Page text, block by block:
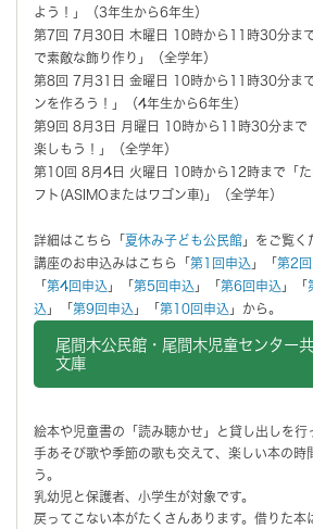
よう！」（3年生から6年生）
第7回 7月30日 木曜日 10時から11時30分ま
で素敵な飾り作り」（全学年）
第8回 7月31日 金曜日 10時から11時30分ま
ンを作ろう！」（4年生から6年生）
第9回 8月3日 月曜日 10時から11時30分まで
楽しもう！」（全学年）
第10回 8月4日 火曜日 10時から12時まで「た
フト(ASIMOまたはワゴン車)」（全学年）
詳細はこちら「 夏休み子ども公民館 」をご覧く
講座のお申込みはこちら「 第1回申込 」「 第2回
「 第4回申込 」「 第5回申込 」「 第6回申込 」「
込 」「 第9回申込 」「 第10回申込 」から。
尾間木公民館・尾間木児童センター
文庫
絵本や児童書の「読み聴かせ」と貸し出しを行
手あそび歌や季節の歌も交えて、楽しい本の時
う。
乳幼児と保護者、小学生が対象です。
戻ってこない本がたくさんあります。借りた本